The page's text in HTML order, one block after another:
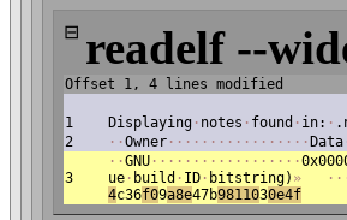
⊟ readelf --
Offset 1, 4 lines modified
1 Displaying · notes · found · in: ·
2
· ·Owner · · · · · · · · · · · · · · · · · Data
3
· ·GNU · · · · · · · · · · · · · · · · · ·
ue · build · ID · bitstring) » · ·
4c36f09a8e47b9811030e4f